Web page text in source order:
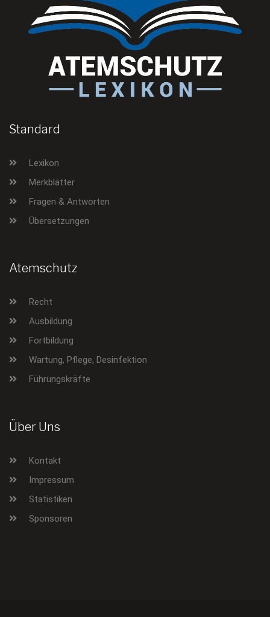
Standard
Lexikon
Merkblätter
Fragen & Antworten
Übersetzungen
Atemschutz
Recht
Ausbildung
Fortbildung
Wartung, Pflege, Desinfektion
Führungskräfte
Über Uns
Kontakt
Impressum
Statistiken
Sponsoren